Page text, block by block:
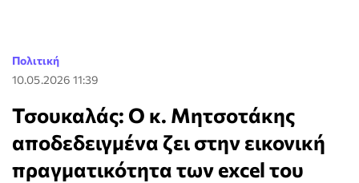
Πολιτική
10.05.2026 11:39
Τσουκαλάς: Ο κ. Μητσοτάκης
αποδεδειγμένα ζει στην εικονική
πραγματικότητα των excel του